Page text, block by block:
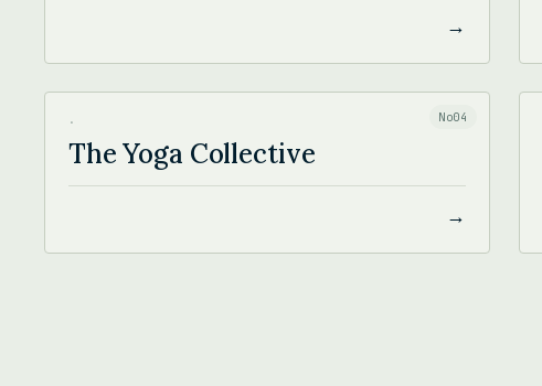
→
THE YOGA COLLECTIVE
No04
·
The Yoga Collective
→